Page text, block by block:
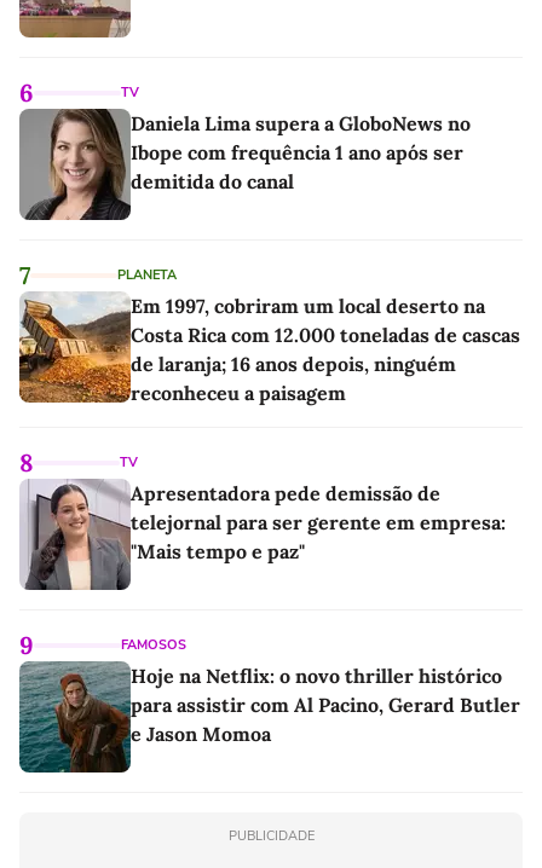
6 TV
Daniela Lima supera a GloboNews no
Ibope com frequência 1 ano após ser
demitida do canal
7 PLANETA
Em 1997, cobriram um local deserto na
Costa Rica com 12.000 toneladas de cascas
de laranja; 16 anos depois, ninguém
reconheceu a paisagem
8 TV
Apresentadora pede demissão de
telejornal para ser gerente em empresa:
"Mais tempo e paz"
9 FAMOSOS
Hoje na Netflix: o novo thriller histórico
para assistir com Al Pacino, Gerard Butler
e Jason Momoa
PUBLICIDADE